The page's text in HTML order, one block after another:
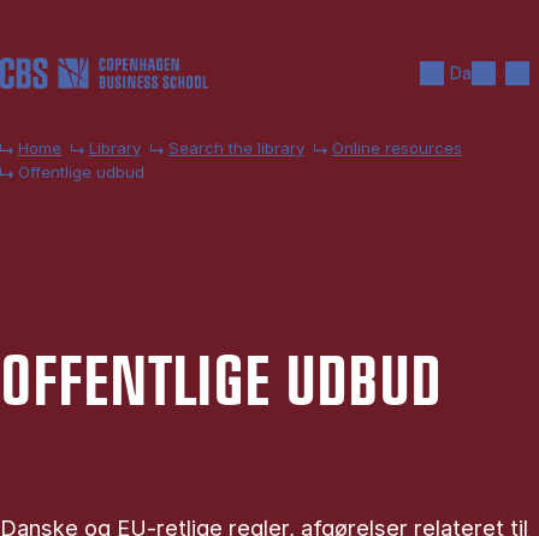
Da
Home Library Search the library
Online resources
Offentlige udbud
OF­FENT­LI­GE UD­BUD
Danske og EU-retlige regler, afgørelser relateret til